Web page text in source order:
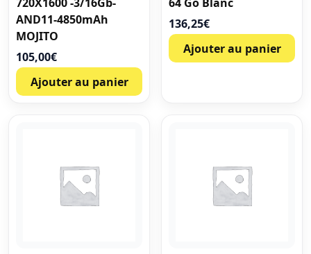
AND11-4850mAh
MOJITO
105,00€
Ajouter au panier
136,25€
Ajouter au panier